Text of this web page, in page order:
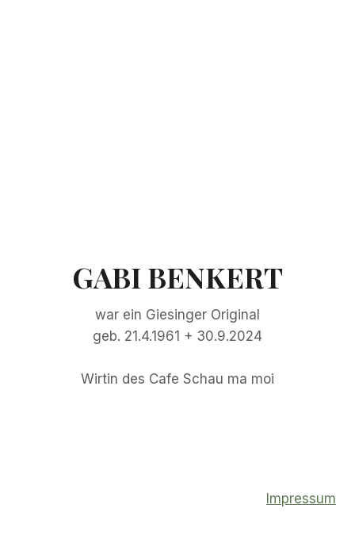
GABI BENKERT
war ein Giesinger Original
geb. 21.4.1961 + 30.9.2024
Wirtin des Cafe Schau ma moi
Impressum